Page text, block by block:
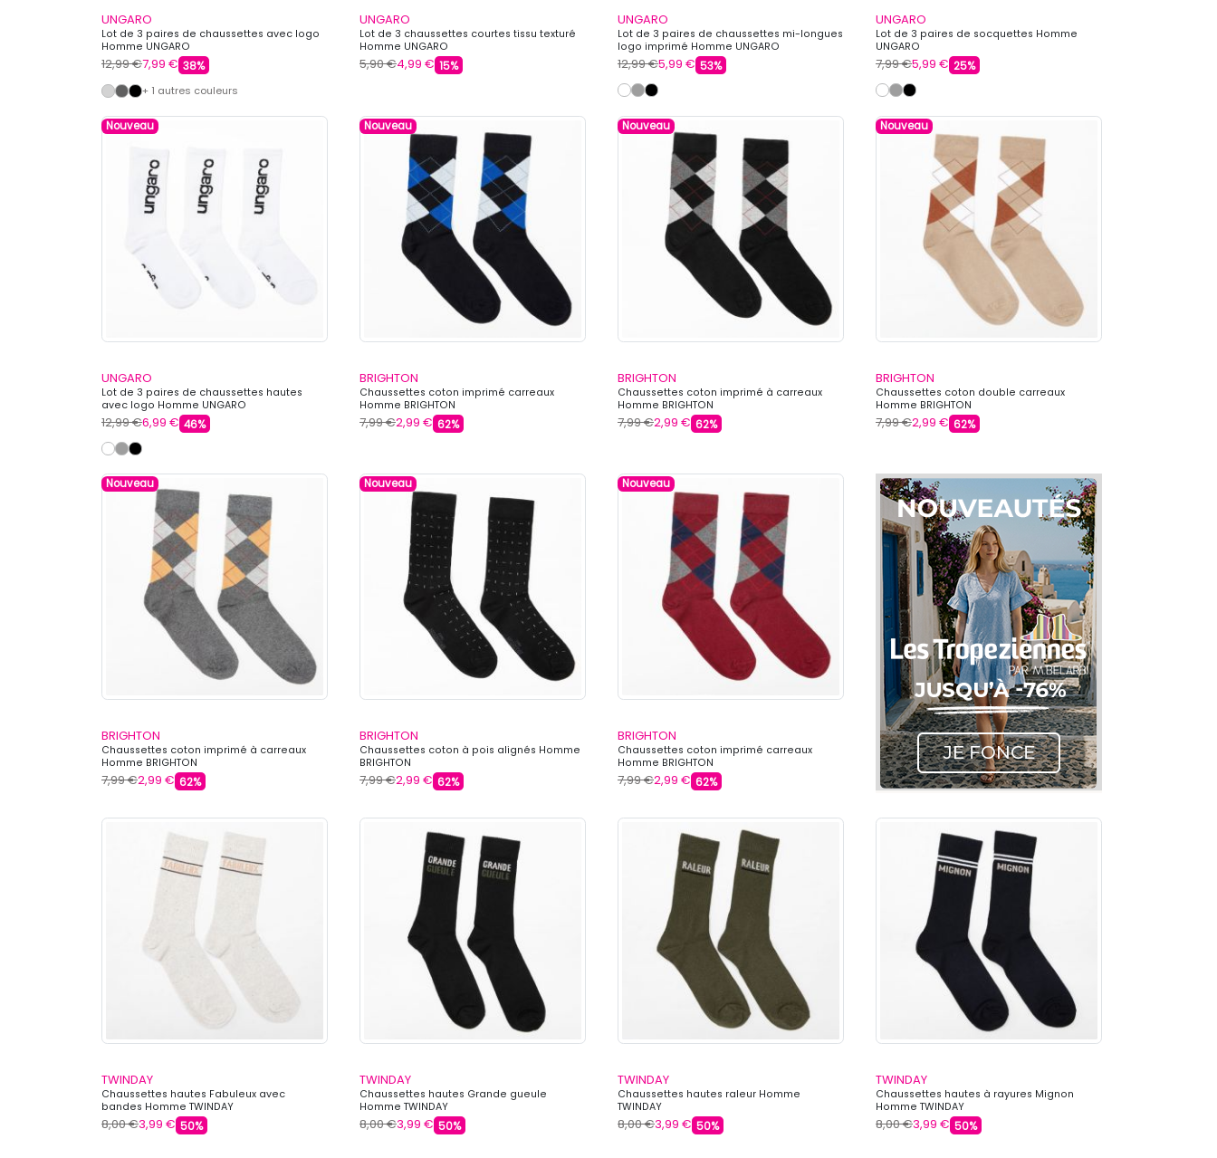
UNGARO
Lot de 3 paires de chaussettes avec logo
Homme UNGARO
12,99 €7,99 € 38%
+ 1 autres couleurs
UNGARO
Lot de 3 chaussettes courtes tissu texturé
Homme UNGARO
5,90 €4,99 € 15%
UNGARO
Lot de 3 paires de chaussettes mi-longues
logo imprimé Homme UNGARO
12,99 €5,99 € 53%
UNGARO
Lot de 3 paires de socquettes Homme
UNGARO
7,99 €5,99 € 25%
Nouveau
UNGARO
Lot de 3 paires de chaussettes hautes
avec logo Homme UNGARO
12,99 €6,99 € 46%
Nouveau
BRIGHTON
Chaussettes coton imprimé carreaux
Homme BRIGHTON
7,99 €2,99 € 62%
Nouveau
BRIGHTON
Chaussettes coton imprimé à carreaux
Homme BRIGHTON
7,99 €2,99 € 62%
Nouveau
BRIGHTON
Chaussettes coton double carreaux
Homme BRIGHTON
7,99 €2,99 € 62%
Nouveau
BRIGHTON
Chaussettes coton imprimé à carreaux
Homme BRIGHTON
7,99 €2,99 € 62%
Nouveau
BRIGHTON
Chaussettes coton à pois alignés Homme
BRIGHTON
7,99 €2,99 € 62%
Nouveau
BRIGHTON
Chaussettes coton imprimé carreaux
Homme BRIGHTON
7,99 €2,99 € 62%
TWINDAY
Chaussettes hautes Fabuleux avec
bandes Homme TWINDAY
8,00 €3,99 € 50%
TWINDAY
Chaussettes hautes Grande gueule
Homme TWINDAY
8,00 €3,99 € 50%
TWINDAY
Chaussettes hautes raleur Homme
TWINDAY
8,00 €3,99 € 50%
TWINDAY
Chaussettes hautes à rayures Mignon
Homme TWINDAY
8,00 €3,99 € 50%